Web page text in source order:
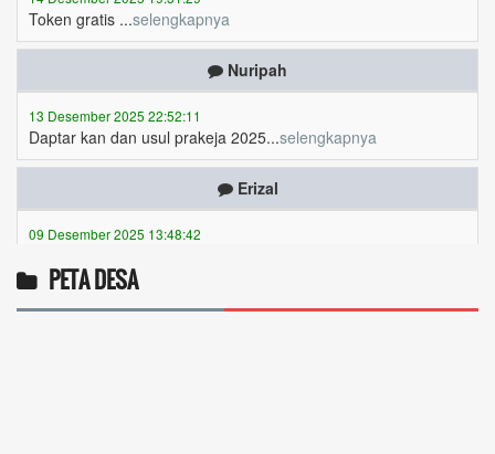
Nuripah
Daptar kan dan usul prakeja 2025...selengkapnya
Erizal
Token listrik...selengkapnya
06 Desember 2025 18:38:17
PETA DESA